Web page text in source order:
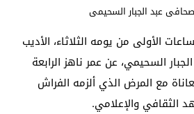
الأولى من يومه الثلاثاء، الأديب
السحيمي، عن عمر ناهز الرابعة
مع المرض الذي ألزمه الفراش
الثقافي والإعلامي.